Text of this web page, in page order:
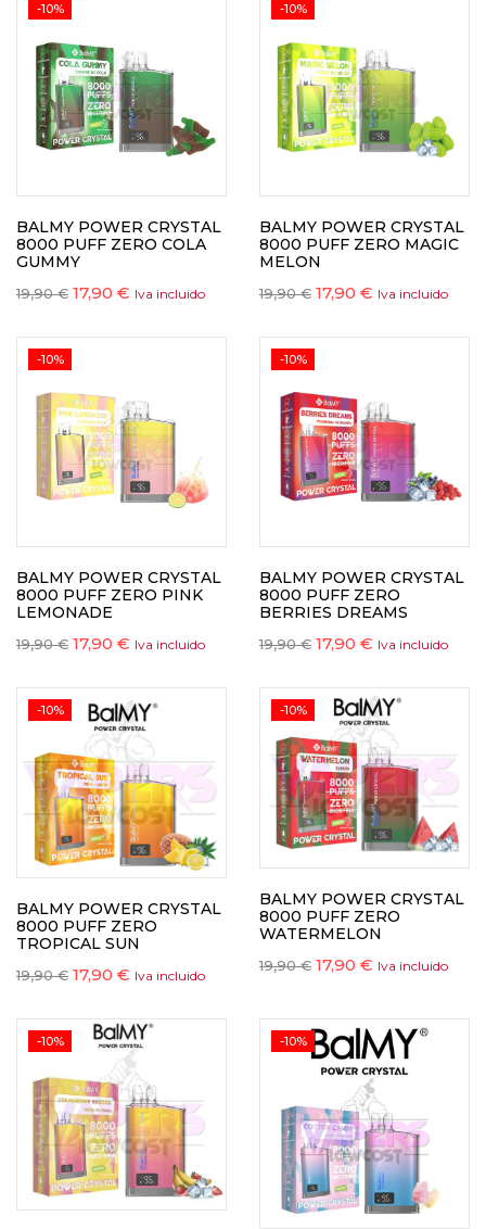
-10%
BALMY POWER CRYSTAL
8000 PUFF ZERO COLA
GUMMY
19,90€ 17,90 € Iva incluido
-10%
BALMY POWER CRYSTAL
8000 PUFF ZERO MAGIC
MELON
19,90€ 17,90 € Iva incluido
-10%
BALMY POWER CRYSTAL
8000 PUFF ZERO PINK
LEMONADE
19,90€ 17,90 € Iva incluido
-10%
BALMY POWER CRYSTAL
8000 PUFF ZERO
BERRIES DREAMS
19,90€ 17,90 € Iva incluido
-10%
BALMY POWER CRYSTAL
8000 PUFF ZERO
TROPICAL SUN
19,90€ 17,90 € Iva incluido
-10%
BALMY POWER CRYSTAL
8000 PUFF ZERO
WATERMELON
19,90€ 17,90 € Iva incluido
-10% -10%